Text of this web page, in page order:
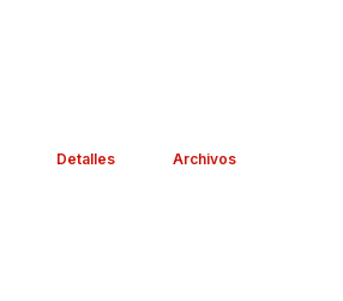
Detalles Archivos